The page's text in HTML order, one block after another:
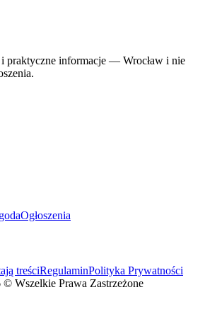
praktyczne informacje — Wrocław i nie
Ogłoszenia
treściRegulaminPolityka Prywatności
© Wszelkie Prawa Zastrzeżone